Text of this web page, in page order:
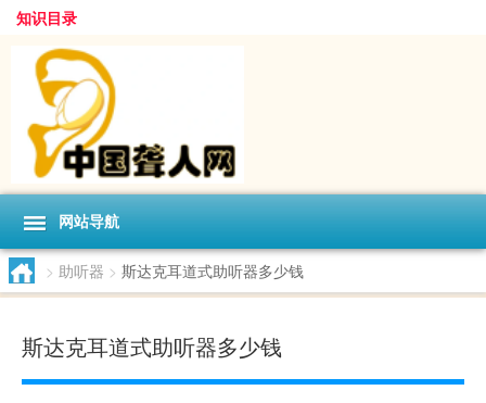
知识目录
网站导航
> 助听器 > 斯达克耳道式助听器多少钱
斯达克耳道式助听器多少钱